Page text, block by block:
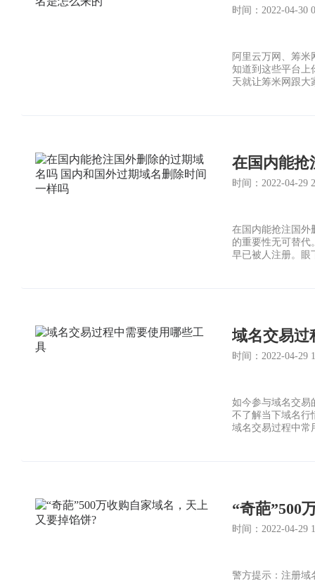
时间：2022-04-30
阿里云万网、筹
知道到这些平台上
天就让筹米网跟大
时间：2022-04-29
在国内能抢注国外
的重要性无可替代
早已被人注册。眼
域名交易过
时间：2022-04-29
如今参与域名交易
不了解当下域名行
域名交易过程中常
“奇葩”500
时间：2022-04-29
警方提示：注册域